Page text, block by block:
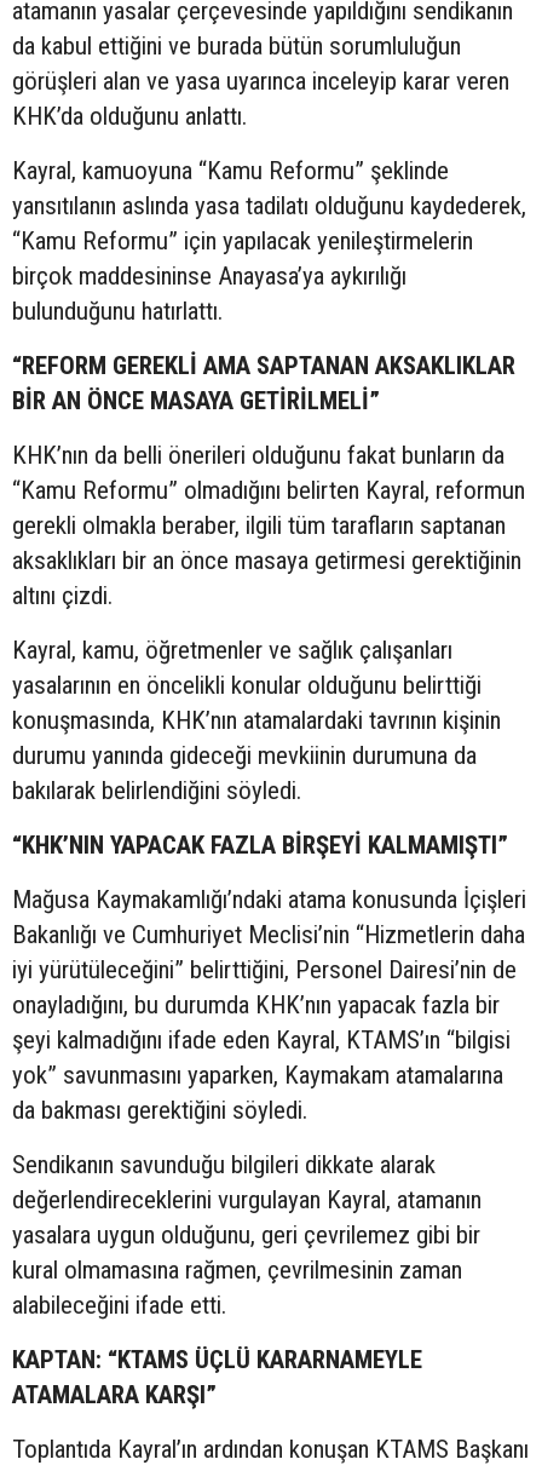
atamanın yasalar çerçevesinde yapıldığını sendikanın
da kabul ettiğini ve burada bütün sorumluluğun
görüşleri alan ve yasa uyarınca inceleyip karar veren
KHK’da olduğunu anlattı.
Kayral, kamuoyuna “Kamu Reformu” şeklinde
yansıtılanın aslında yasa tadilatı olduğunu kaydederek,
“Kamu Reformu” için yapılacak yenileştirmelerin
birçok maddesininse Anayasa’ya aykırılığı
bulunduğunu hatırlattı.
“REFORM GEREKLİ AMA SAPTANAN AKSAKLIKLAR
BİR AN ÖNCE MASAYA GETİRİLMELİ”
KHK’nın da belli önerileri olduğunu fakat bunların da
“Kamu Reformu” olmadığını belirten Kayral, reformun
gerekli olmakla beraber, ilgili tüm tarafların saptanan
aksaklıkları bir an önce masaya getirmesi gerektiğinin
altını çizdi.
Kayral, kamu, öğretmenler ve sağlık çalışanları
yasalarının en öncelikli konular olduğunu belirttiği
konuşmasında, KHK’nın atamalardaki tavrının kişinin
durumu yanında gideceği mevkiinin durumuna da
bakılarak belirlendiğini söyledi.
“KHK’NIN YAPACAK FAZLA BİRŞEYİ KALMAMIŞTI”
Mağusa Kaymakamlığı’ndaki atama konusunda İçişleri
Bakanlığı ve Cumhuriyet Meclisi’nin “Hizmetlerin daha
iyi yürütüleceğini” belirttiğini, Personel Dairesi’nin de
onayladığını, bu durumda KHK’nın yapacak fazla bir
şeyi kalmadığını ifade eden Kayral, KTAMS’ın “bilgisi
yok” savunmasını yaparken, Kaymakam atamalarına
da bakması gerektiğini söyledi.
Sendikanın savunduğu bilgileri dikkate alarak
değerlendireceklerini vurgulayan Kayral, atamanın
yasalara uygun olduğunu, geri çevrilemez gibi bir
kural olmamasına rağmen, çevrilmesinin zaman
alabileceğini ifade etti.
KAPTAN: “KTAMS ÜÇLÜ KARARNAMEYLE
ATAMALARA KARŞI”
Toplantıda Kayral’ın ardından konuşan KTAMS Başkanı